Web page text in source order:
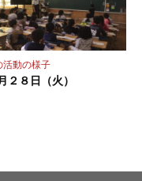
活動の様子
２８日（火）